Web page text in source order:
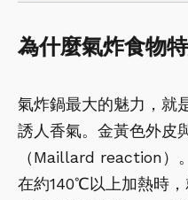
為什麼氣炸食物
氣炸鍋最大的魅力，就
誘人香氣。金黃色外皮
（Maillard reaction）
在約140℃以上加熱時